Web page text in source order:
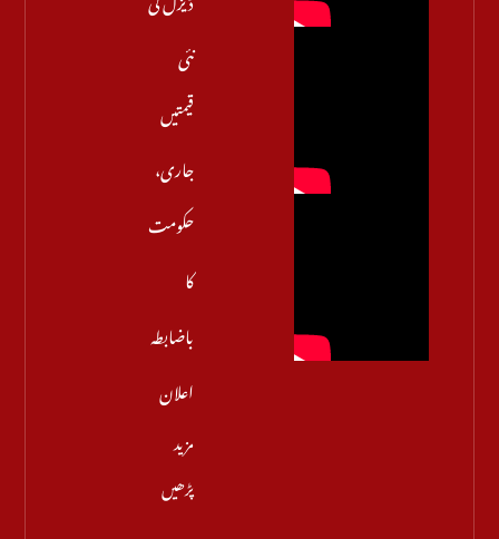
نئی
قیمتیں
جاری،
حکومت
کا
باضابطہ
اعلان
مزید
پڑھیں